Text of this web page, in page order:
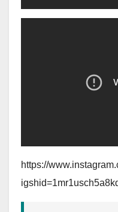
https://